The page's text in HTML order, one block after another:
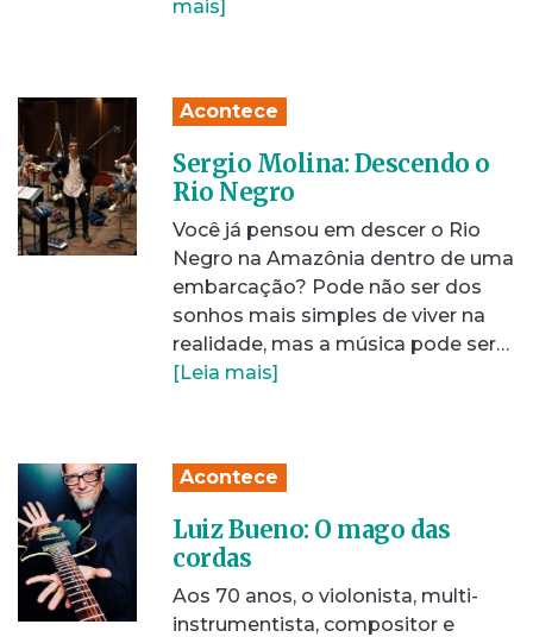
mais]
Acontece
Sergio Molina: Descendo o
Rio Negro
Você já pensou em descer o Rio
Negro na Amazônia dentro de uma
embarcação? Pode não ser dos
sonhos mais simples de viver na
realidade, mas a música pode ser…
[Leia mais]
Acontece
Luiz Bueno: O mago das
cordas
Aos 70 anos, o violonista, multi-
instrumentista, compositor e